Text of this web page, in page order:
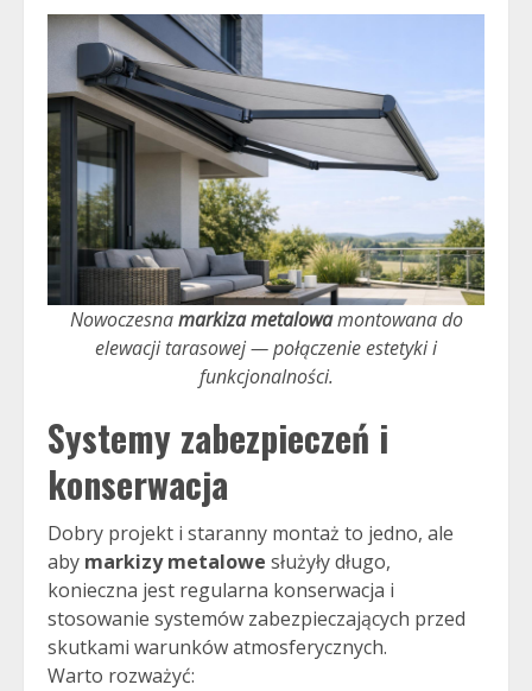
Nowoczesnamarkiza metalowamontowana do
elewacji tarasowej — połączenie estetyki i
funkcjonalności.
Systemy zabezpieczeń i
konserwacja
Dobry projekt i staranny montaż to jedno, ale
aby markizy metalowe służyły długo,
konieczna jest regularna konserwacja i
stosowanie systemów zabezpieczających przed
skutkami warunków atmosferycznych.
Warto rozważyć: